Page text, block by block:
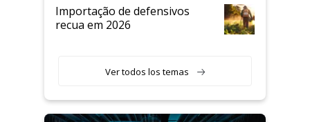
Importação de defensivos
recua em 2026
Ver todos los temas